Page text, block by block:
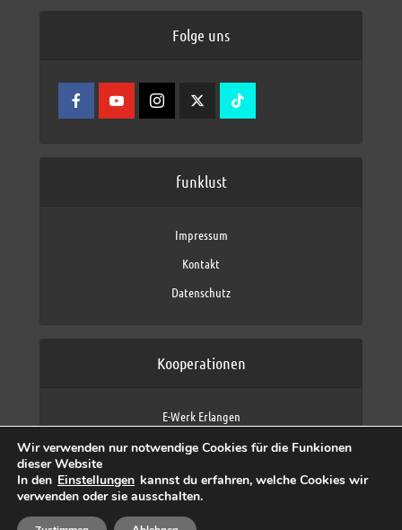
Folge uns
funklust
Impressum
Kontakt
Datenschutz
Kooperationen
E-Werk Erlangen
Fraunhofer IIS
max neo (AFK max)
Wir verwenden nur notwendige Cookies für die Funkionen
dieser Website
In den Einstellungen kannst du erfahren, welche Cookies wir
verwenden oder sie ausschalten.